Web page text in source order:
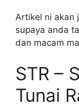
Artikel ni akan
supaya anda
dan macam
STR –
Tunai